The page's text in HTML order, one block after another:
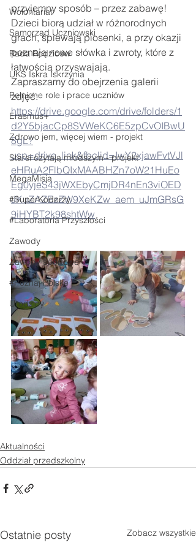
Wolontariat
Samorząd Uczniowski
Rada Rodziców
UKS Iskra Iskrzynia
Pełnione role i prace uczniów
Erasmus+
Zdrowo jem, więcej wiem - projekt
Starsi czytają młodszym - projekt
MegaMisja
#SuperKoderzy
#Laboratoria Przyszłości
Zawody
Zawody sportowe
#Poznaj Polskę
Urodziny
przyjemny sposób – przez zabawę!
Dzieci biorą udział w różnorodnych
grach, śpiewają piosenki, a przy okazji
poznają nowe słówka i zwroty, które z
łatwością przyswajają.
Zapraszamy do obejrzenia galerii
zdjęć:
https://drive.google.com/drive/folders/1
d2Y5bjacCp8SVWeKC6E5zpCvOIBwU
8gL?
usp=drive_link&fbclid=IwY2xjawFvtVJl
eHRuA2FlbQIxMAABHZn7oW21HuEo
Eg0yjeS43jWXEbyCmjDR4nEn3viOED
JKuZAZEzZW9XeKZw_aem_uJmGRsG
9iHYBT2k98shtWw
Aktualności
Oddział przedszkolny
Ostatnie posty Zobacz wszystkie